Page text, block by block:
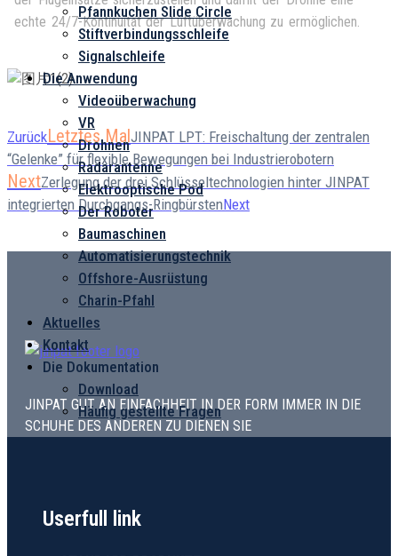
Pfannkuchen Slide Circle
Stiftverbindungsschleife
Signalschleife
Die Anwendung
Videoüberwachung
VR
Drohnen
Radarantenne
Elektrooptische Pod
Der Roboter
Baumaschinen
Automatisierungstechnik
Offshore-Ausrüstung
Charin-Pfahl
Aktuelles
Kontakt
Die Dokumentation
Download
Häufig gestellte Fragen
echte 24/7-Kontinuität der Luftüberwachung zu ermöglichen.
ZurückLetztes MalJINPAT LPT: Freischaltung der zentralen
“Gelenke” für flexible Bewegungen bei Industrierobotern
NextZerlegung der drei Schlüsseltechnologien hinter JINPAT
integrierten Durchgangs-RingbürstenNext
JINPAT GUT AN EINFACHHEIT IN DER FORM IMMER IN DIE
SCHUHE DES ANDEREN ZU DIENEN SIE
Userfull link